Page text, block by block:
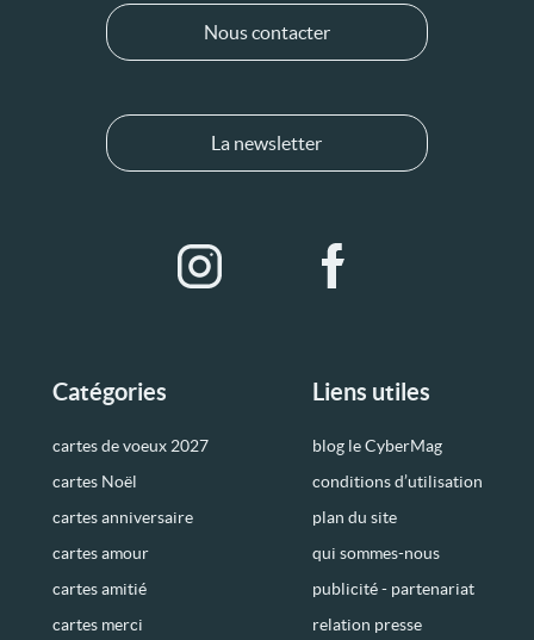
Catégories
cartes de voeux 2027
cartes Noël
cartes anniversaire
cartes amour
cartes amitié
cartes merci
Liens utiles
blog le CyberMag
conditions d’utilisation
plan du site
qui sommes-nous
publicité - partenariat
relation presse
Nous contacter
La newsletter